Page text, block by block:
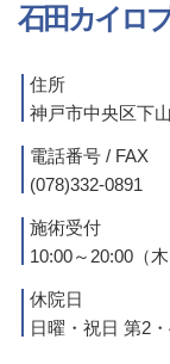
石田カイロ
住所
神戸市中央区下
電話番号 / FAX
(078)332-0891
施術受付
10:00～20:00（
休院日
日曜・祝日 第2